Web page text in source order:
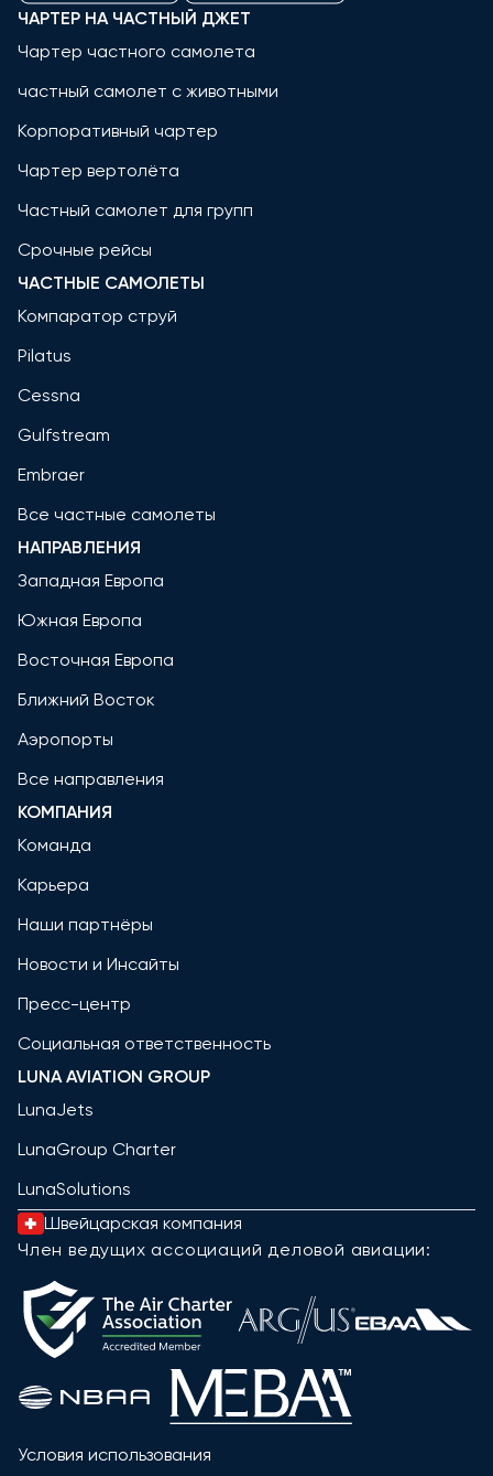
ЧАРТЕР НА ЧАСТНЫЙ ДЖЕТ
Чартер частного самолета
частный самолет с животными
Корпоративный чартер
Чартер вертолёта
Частный самолет для групп
Срочные рейсы
ЧАСТНЫЕ САМОЛЕТЫ
Компаратор струй
Pilatus
Cessna
Gulfstream
Embraer
Все частные самолеты
НАПРАВЛЕНИЯ
Западная Европа
Южная Европа
Восточная Европа
Ближний Восток
Аэропорты
Все направления
КОМПАНИЯ
Команда
Карьера
Наши партнёры
Новости и Инсайты
Пресс-центр
Социальная ответственность
LUNA AVIATION GROUP
LunaJets
LunaGroup Charter
LunaSolutions
Швейцарская компания
Член ведущих ассоциаций деловой авиации:
Условия использования